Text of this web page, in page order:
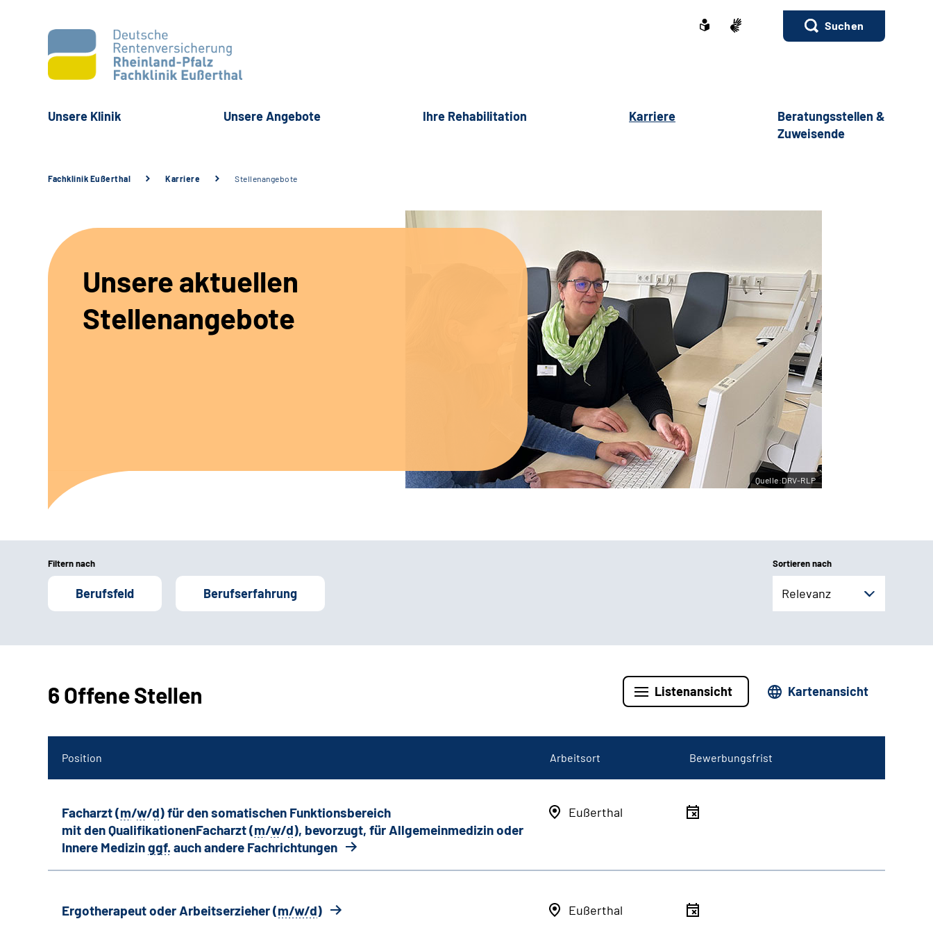
Suchen
Unsere Klinik Unsere Angebote Ihre Rehabilitation Karriere
Beratungsstellen &
Zuweisende
Fachklinik Eußerthal Karriere Stellenangebote
Unsere aktuellen
Stellenangebote
Quelle:DRV-RLP
Filtern nach
Berufsfeld Berufserfahrung
Sortieren nach
Relevanz
6 Offene Stellen Listenansicht Kartenansicht
Position Arbeitsort Bewerbungsfrist
Facharzt (m/w/d) für den somatischen Funktionsbereich
mit den QualifikationenFacharzt (m/w/d), bevorzugt, für Allgemeinmedizin oder
Innere Medizinggf. auch andere Fachrichtungen
Eußerthal
Ergotherapeut oder Arbeitserzieher (m/w/d) Eußerthal